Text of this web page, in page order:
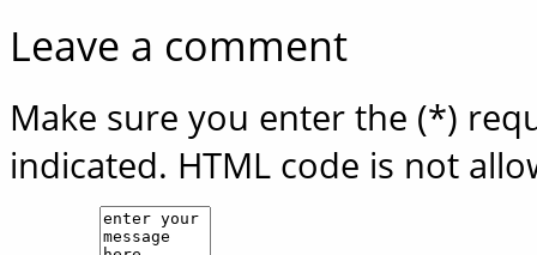
Leave a comment
Make sure you enter the (*)
indicated. HTML code is not